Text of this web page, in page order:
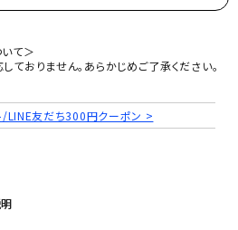
て＞
ておりません。あらかじめご了承ください。
/LINE友だち300円クーポン >
説明